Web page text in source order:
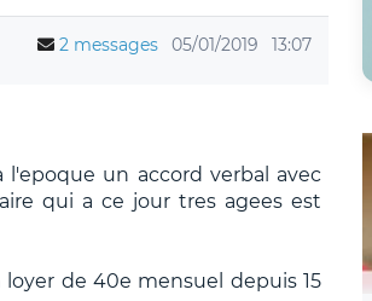
2 messages 05/01/2019 13:07
un accord verbal avec
qui a ce jour tres agees est
de 40e mensuel depuis 15